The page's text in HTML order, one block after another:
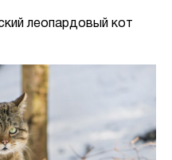
леопардовый кот